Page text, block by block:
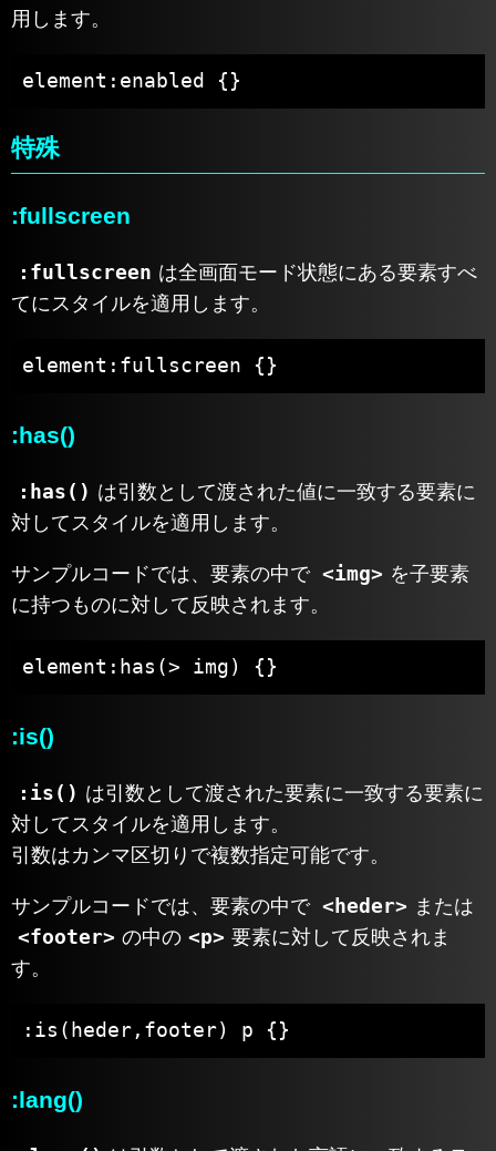
用します。
element:enabled {}
特殊
:fullscreen
:fullscreen は全画面モード状態にある要素すべ
てにスタイルを適用します。
element:fullscreen {}
:has()
:has() は引数として渡された値に一致する要素に
対してスタイルを適用します。
サンプルコードでは、要素の中で <img> を子要素
に持つものに対して反映されます。
element:has(> img) {}
:is()
:is() は引数として渡された要素に一致する要素に
対してスタイルを適用します。
引数はカンマ区切りで複数指定可能です。
サンプルコードでは、要素の中で <heder> または
<footer> の中の <p> 要素に対して反映されま
す。
:is(heder,footer) p {}
:lang()